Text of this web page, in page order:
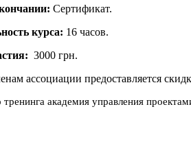
Сертификат.
курса: 16 часов.
3000 грн.
ассоциации предоставляется
тренинга академия управления